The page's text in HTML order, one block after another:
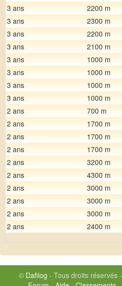
3 ans
2200 m
3 ans
2300 m
3 ans
2200 m
3 ans
2100 m
3 ans
1000 m
3 ans
1000 m
3 ans
1000 m
3 ans
1000 m
2 ans
700 m
2 ans
1700 m
2 ans
1700 m
2 ans
1700 m
2 ans
3200 m
2 ans
4300 m
2 ans
3000 m
2 ans
3000 m
2 ans
3000 m
2 ans
2400 m
© Dafilog - Tous droits réservés -